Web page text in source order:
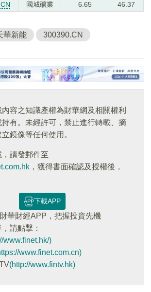
國城礦業 6.65 46.37
華新能 300390.CN
容之知識產權為財華網及相關權利
持有。未經許可，禁止進行轉載、摘
鏡像等任何使用。
請發郵件至
，獲得書面確認及授權後，
下載APP
華財經APP，把握投資先機
請點擊：
www.finet.hk/)
www.finet.com.cn)
(http://www.fintv.hk)